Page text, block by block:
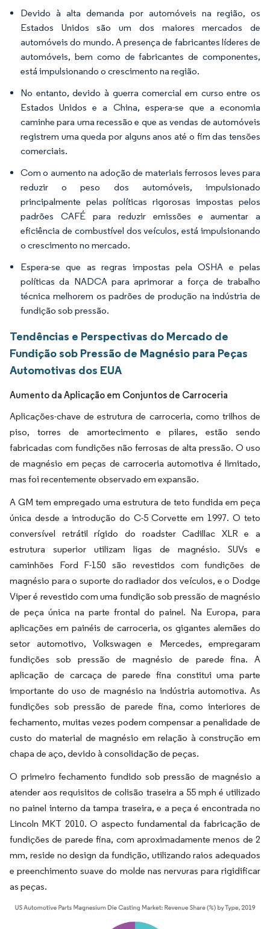
Devido à alta demanda por automóveis na região, os
Estados Unidos são um dos maiores mercados de
automóveis do mundo. A presença de fabricantes líderes de
automóveis, bem como de fabricantes de componentes,
está impulsionando o crescimento na região.
No entanto, devido à guerra comercial em curso entre os
Estados Unidos e a China, espera-se que a economia
caminhe para uma recessão e que as vendas de automóveis
registrem uma queda por alguns anos até o fim das tensões
comerciais.
Com o aumento na adoção de materiais ferrosos leves para
reduzir o peso dos automóveis, impulsionado
principalmente pelas políticas rigorosas impostas pelos
padrões CAFÉ para reduzir emissões e aumentar a
eficiência de combustível dos veículos, está impulsionando
o crescimento no mercado.
Espera-se que as regras impostas pela OSHA e pelas
políticas da NADCA para aprimorar a força de trabalho
técnica melhorem os padrões de produção na indústria de
fundição sob pressão.
Tendências e Perspectivas do Mercado de
Fundição sob Pressão de Magnésio para Peças
Automotivas dos EUA
Aumento da Aplicação em Conjuntos de Carroceria
Aplicações-chave de estrutura de carroceria, como trilhos de
piso, torres de amortecimento e pilares, estão sendo
fabricadas com fundições não ferrosas de alta pressão. O uso
de magnésio em peças de carroceria automotiva é limitado,
mas foi recentemente observado em expansão.
A GM tem empregado uma estrutura de teto fundida em peça
única desde a introdução do C-5 Corvette em 1997. O teto
conversível retrátil rígido do roadster Cadillac XLR e a
estrutura superior utilizam ligas de magnésio. SUVs e
caminhões Ford F-150 são revestidos com fundições de
magnésio para o suporte do radiador dos veículos, e o Dodge
Viper é revestido com uma fundição sob pressão de magnésio
de peça única na parte frontal do painel. Na Europa, para
aplicações em painéis de carroceria, os gigantes alemães do
setor automotivo, Volkswagen e Mercedes, empregaram
fundições sob pressão de magnésio de parede fina. A
aplicação de carcaça de parede fina constitui uma parte
importante do uso de magnésio na indústria automotiva. As
fundições sob pressão de parede fina, como interiores de
fechamento, muitas vezes podem compensar a penalidade de
custo do material de magnésio em relação à construção em
chapa de aço, devido à consolidação de peças.
O primeiro fechamento fundido sob pressão de magnésio a
atender aos requisitos de colisão traseira a 55 mph é utilizado
no painel interno da tampa traseira, e a peça é encontrada no
Lincoln MKT 2010. O aspecto fundamental da fabricação de
fundições de parede fina, com aproximadamente menos de 2
mm, reside no design da fundição, utilizando raios adequados
e preenchimento suave do molde nas nervuras para rigidificar
as peças.